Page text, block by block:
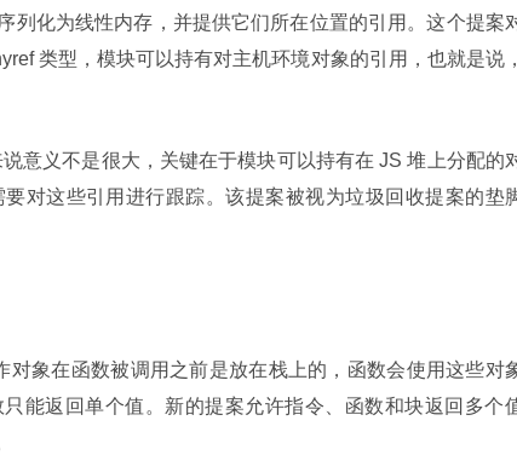
列化为线性内存，并提供它们所在位置的引用。这个提案
类型，模块可以持有对主机环境对象的引用，也就是说
意义不是很大，关键在于模块可以持有在 JS 堆上分配的
对这些引用进行跟踪。该提案被视为垃圾回收提案的垫
对象在函数被调用之前是放在栈上的，函数会使用这些对
能返回单个值。新的提案允许指令、函数和块返回多个